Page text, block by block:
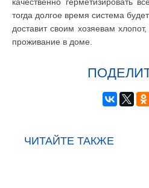
тогда долгое время система
доставит своим хозяевам
проживание в доме.
ЧИТАЙТЕ ТАКЖЕ